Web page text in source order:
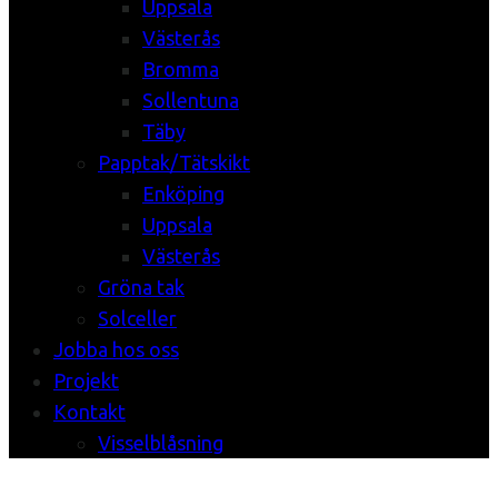
Uppsala
Västerås
Bromma
Sollentuna
Täby
Papptak/Tätskikt
Enköping
Uppsala
Västerås
Gröna tak
Solceller
Jobba hos oss
Projekt
Kontakt
Visselblåsning